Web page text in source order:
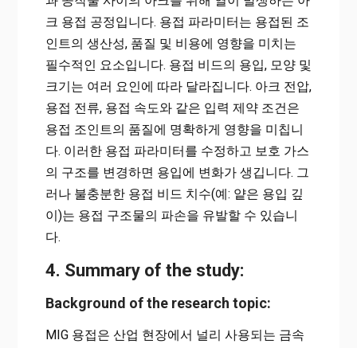
크 용접 공정입니다. 용접 파라미터는 용접된 조
인트의 생산성, 품질 및 비용에 영향을 미치는
필수적인 요소입니다. 용접 비드의 용입, 모양 및
크기는 여러 요인에 따라 달라집니다. 아크 전압,
용접 전류, 용접 속도와 같은 입력 제약 조건은
용접 조인트의 품질에 명확하게 영향을 미칩니
다. 이러한 용접 파라미터를 수정하고 보호 가스
의 구조를 변경하면 용입에 변화가 생깁니다. 그
러나 불충분한 용접 비드 치수(예: 얕은 용입 깊
이)는 용접 구조물의 파손을 유발할 수 있습니
다.
4. Summary of the study:
Background of the research topic:
MIG 용접은 산업 현장에서 널리 사용되는 금속